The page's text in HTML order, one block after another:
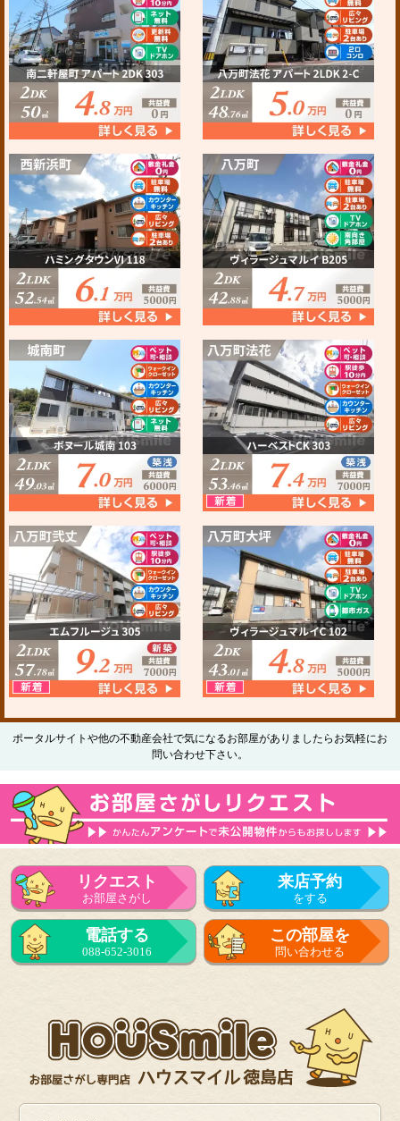
ポータルサイトや他の不動産会社で気になるお部屋がありましたらお気軽にお
問い合わせ下さい。
リクエスト
お部屋さがし
来店予約
をする
電話する
088-652-3016
この部屋を
問い合わせる